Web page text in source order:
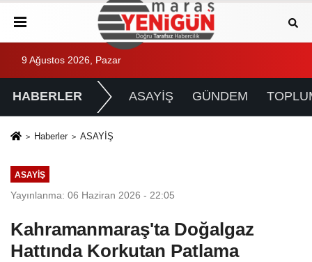
9 Ağustos 2026, Pazar
HABERLER ASAYİŞ GÜNDEM
Haberler ASAYİŞ
ASAYİŞ
Yayınlanma: 06 Haziran 2026 - 22:05
Kahramanmaraş'ta Doğalgaz
Hattında Korkutan Patlama